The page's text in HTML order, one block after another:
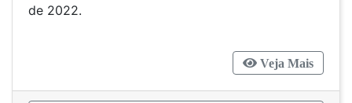
de 2022.
Veja Mais